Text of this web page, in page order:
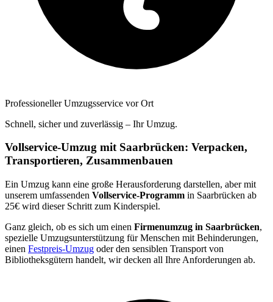
Professioneller Umzugsservice vor Ort
Schnell, sicher und zuverlässig – Ihr Umzug.
Vollservice-Umzug mit Saarbrücken: Verpacken,
Transportieren, Zusammenbauen
Ein Umzug kann eine große Herausforderung darstellen, aber mit
unserem umfassenden Vollservice-Programm in Saarbrücken ab
25€ wird dieser Schritt zum Kinderspiel.
Ganz gleich, ob es sich um einen Firmenumzug in Saarbrücken,
spezielle Umzugsunterstützung für Menschen mit Behinderungen,
einen Festpreis-Umzug oder den sensiblen Transport von
Bibliotheksgütern handelt, wir decken all Ihre Anforderungen ab.